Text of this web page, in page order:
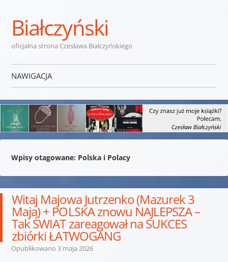
Białczyński
oficjalna strona Czesława Białczyńskiego
NAWIGACJA
Wpisy otagowane: Polska i Polacy
Witaj Majowa Jutrzenko (Mazurek 3
Maja) + POLSKA znowu NAJLEPSZA –
Tak ŚWIAT zareagował na SUKCES
zbiórki ŁATWOGANG
Opublikowano 3 maja 2026